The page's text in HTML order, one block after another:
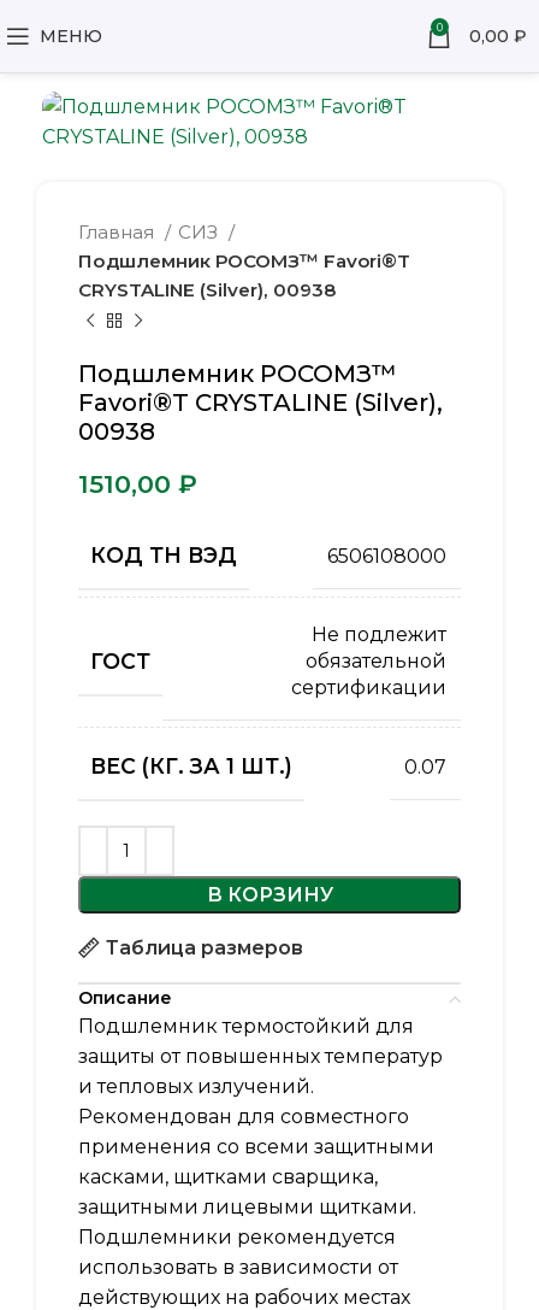
МЕНЮ 0 0,00 ₽
Главная
СИЗ
Подшлемник РОСОМЗ™ Favori®T
CRYSTALINE (Silver), 00938
Подшлемник РОСОМЗ™
Favori®T CRYSTALINE (Silver),
00938
₽
КОД ТН ВЭД 6506108000
ГОСТ
Не подлежит
обязательной
сертификации
ВЕС (КГ. ЗА 1 ШТ.) 0.07
В КОРЗИНУ
Таблица размеров
Описание
Подшлемник термостойкий для
защиты от повышенных температур
и тепловых излучений.
Рекомендован для совместного
применения со всеми защитными
касками, щитками сварщика,
защитными лицевыми щитками.
Подшлемники рекомендуется
использовать в зависимости от
действующих на рабочих местах